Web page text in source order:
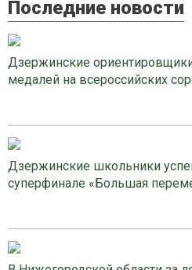
Последние новости
Дзержинские
медалей на всероссийских
Дзержинские школьники
суперфинале «Большая